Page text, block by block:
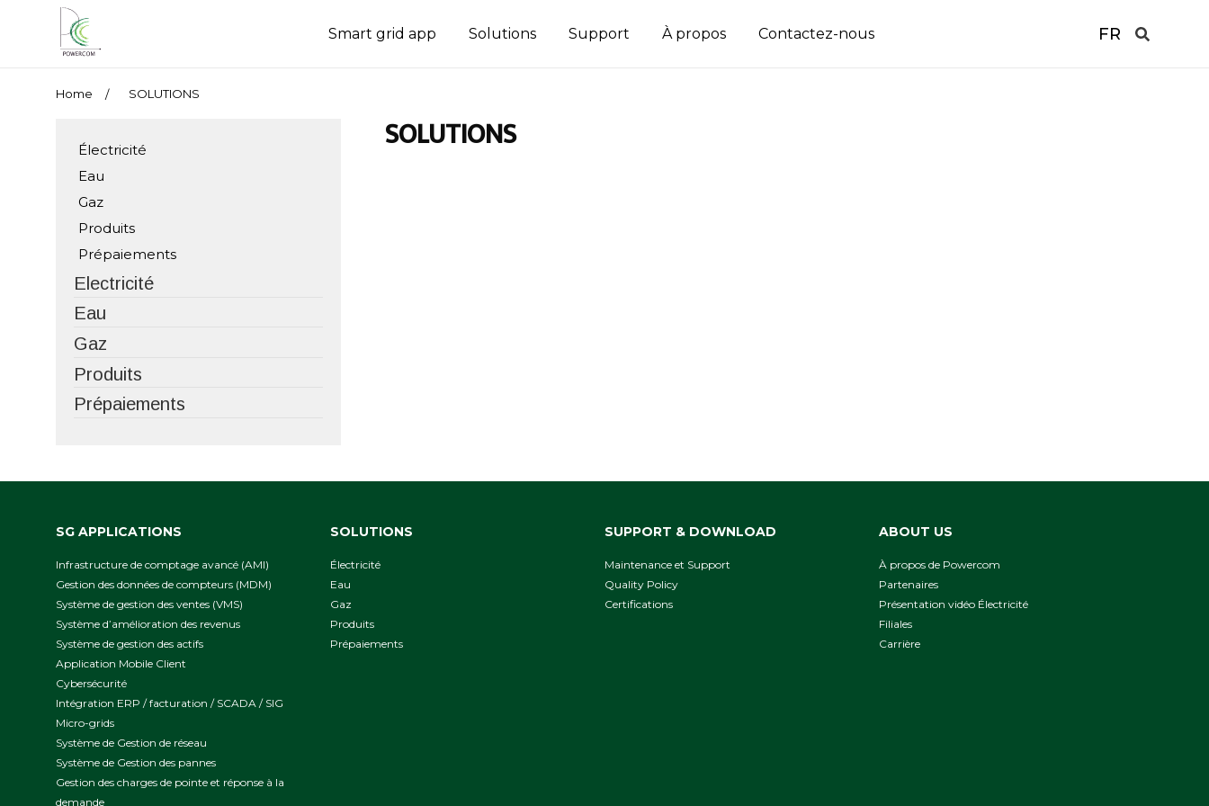
Smart grid app Solutions Support À propos Contactez-nous FR
Home SOLUTIONS
Électricité
Eau
Gaz
Produits
Prépaiements
Electricité
Eau
Gaz
Produits
Prépaiements
SOLUTIONS
SG APPLICATIONS
Infrastructure de comptage avancé (AMI)
Gestion des données de compteurs (MDM)
Système de gestion des ventes (VMS)
Système d’amélioration des revenus
Système de gestion des actifs
Application Mobile Client
Cybersécurité
Intégration ERP / facturation / SCADA / SIG
Micro-grids
Système de Gestion de réseau
Système de Gestion des pannes
Gestion des charges de pointe et réponse à la
demande
SOLUTIONS
Électricité
Eau
Gaz
Produits
Prépaiements
SUPPORT & DOWNLOAD
Maintenance et Support
Quality Policy
Сertifications
ABOUT US
À propos de Powercom
Partenaires
Présentation vidéo Électricité
Filiales
Сarrière